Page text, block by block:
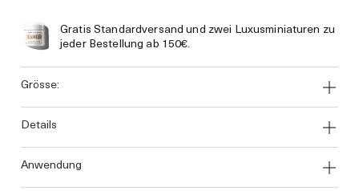
Gratis Standardversand und zwei Luxusminiaturen zu
jeder Bestellung ab 150€.
grösse:
details
anwendung